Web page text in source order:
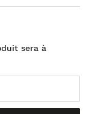
sera à